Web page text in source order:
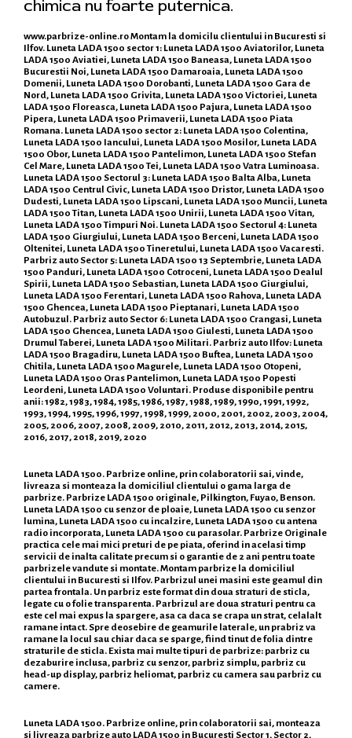
chimica nu foarte puternica.
www.parbrize-online.roMontam la domicilu clientului in Bucuresti si
Ilfov. Luneta LADA 1500 sector 1: Luneta LADA 1500 Aviatorilor, Luneta
LADA 1500 Aviatiei, Luneta LADA 1500 Baneasa, Luneta LADA 1500
Bucurestii Noi, Luneta LADA 1500 Damaroaia, Luneta LADA 1500
Domenii, Luneta LADA 1500 Dorobanti, Luneta LADA 1500 Gara de
Nord, Luneta LADA 1500 Grivita, Luneta LADA 1500 Victoriei, Luneta
LADA 1500 Floreasca, Luneta LADA 1500 Pajura, Luneta LADA 1500
Pipera, Luneta LADA 1500 Primaverii, Luneta LADA 1500 Piata
Romana. Luneta LADA 1500 sector 2: Luneta LADA 1500 Colentina,
Luneta LADA 1500 Iancului, Luneta LADA 1500 Mosilor, Luneta LADA
1500 Obor, Luneta LADA 1500 Pantelimon, Luneta LADA 1500 Stefan
Cel Mare, Luneta LADA 1500 Tei, Luneta LADA 1500 Vatra Luminoasa.
Luneta LADA 1500 Sectorul 3: Luneta LADA 1500 Balta Alba, Luneta
LADA 1500 Centrul Civic, Luneta LADA 1500 Dristor, Luneta LADA 1500
Dudesti, Luneta LADA 1500 Lipscani, Luneta LADA 1500 Muncii, Luneta
LADA 1500 Titan, Luneta LADA 1500 Unirii, Luneta LADA 1500 Vitan,
Luneta LADA 1500 Timpuri Noi. Luneta LADA 1500 Sectorul 4: Luneta
LADA 1500 Giurgiului, Luneta LADA 1500 Berceni, Luneta LADA 1500
Oltenitei, Luneta LADA 1500 Tineretului, Luneta LADA 1500 Vacaresti.
Parbriz auto Sector 5: Luneta LADA 1500 13 Septembrie, Luneta LADA
1500 Panduri, Luneta LADA 1500 Cotroceni, Luneta LADA 1500 Dealul
Spirii, Luneta LADA 1500 Sebastian, Luneta LADA 1500 Giurgiului,
Luneta LADA 1500 Ferentari, Luneta LADA 1500 Rahova, Luneta LADA
1500 Ghencea, Luneta LADA 1500 Pieptanari, Luneta LADA 1500
Autobuzul. Parbriz auto Sector 6: Luneta LADA 1500 Crangasi, Luneta
LADA 1500 Ghencea, Luneta LADA 1500 Giulesti, Luneta LADA 1500
Drumul Taberei, Luneta LADA 1500 Militari. Parbriz auto Ilfov: Luneta
LADA 1500 Bragadiru, Luneta LADA 1500 Buftea, Luneta LADA 1500
Chitila, Luneta LADA 1500 Magurele, Luneta LADA 1500 Otopeni,
Luneta LADA 1500 Oras Pantelimon, Luneta LADA 1500 Popesti
Leordeni, Luneta LADA 1500 Voluntari. Produse disponibile pentru
anii: 1982, 1983, 1984, 1985, 1986, 1987, 1988, 1989, 1990, 1991, 1992,
1993, 1994, 1995, 1996, 1997, 1998, 1999, 2000, 2001, 2002, 2003, 2004,
2005, 2006, 2007, 2008, 2009, 2010, 2011, 2012, 2013, 2014, 2015,
2016, 2017, 2018, 2019, 2020
Luneta LADA 1500. Parbrize online, prin colaboratorii sai, vinde,
livreaza si monteaza la domiciliul clientului o gama larga de
parbrize. Parbrize LADA 1500 originale, Pilkington, Fuyao, Benson.
Luneta LADA 1500 cu senzor de ploaie, Luneta LADA 1500 cu senzor
lumina, Luneta LADA 1500 cu incalzire, Luneta LADA 1500 cu antena
radio incorporata, Luneta LADA 1500 cu parasolar. Parbrize Originale
practica cele mai mici preturi de pe piata, oferind in acelasi timp
servicii de inalta calitate precum si o garantie de 2 ani pentru toate
parbrizele vandute si montate. Montam parbrize la domiciliul
clientului in Bucuresti si Ilfov. Parbrizul unei masini este geamul din
partea frontala. Un parbriz este format din doua straturi de sticla,
legate cu o folie transparenta. Parbrizul are doua straturi pentru ca
este cel mai expus la spargere, asa ca daca se crapa un strat, celalalt
ramane intact. Spre deosebire de geamurile laterale, un prabriz va
ramane la locul sau chiar daca se sparge, fiind tinut de folia dintre
straturile de sticla. Exista mai multe tipuri de parbrize: parbriz cu
dezaburire inclusa, parbriz cu senzor, parbriz simplu, parbriz cu
head-up display, parbriz heliomat, parbriz cu camera sau parbriz cu
camere.
Luneta LADA 1500. Parbrize online, prin colaboratorii sai, monteaza
si livreaza parbrize auto LADA 1500 in Bucuresti Sector 1, Sector 2,